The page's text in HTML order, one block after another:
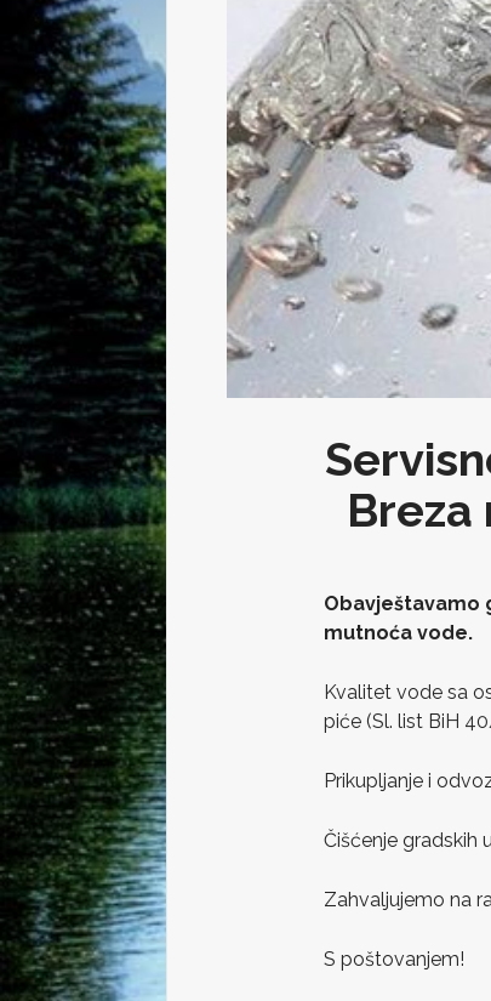
Breza
Obavještavamo
mutnoća vode.
Kvalitet vode sa
piće (Sl. list BiH
Prikupljanje i
Čišćenje gradskih
Zahvaljujemo na
S poštovanjem!